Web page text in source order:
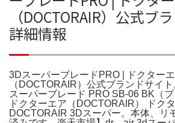
（DOCTORAIR）公式ブ
詳細情報
3DスーパーブレードPRO | ドクター
（DOCTORAIR）公式ブランドサイ
スーパーブレード PRO SB-06 BK（ブ
ドクターエア（DOCTORAIR） ドク
DOCTORAIR 3Dスーパー。本体、リ